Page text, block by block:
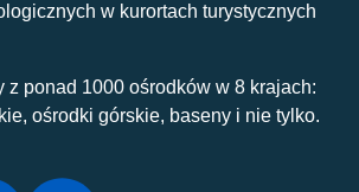
w kurortach turystycznych
z ponad 1000 ośrodków w 8 krajach:
ośrodki górskie, baseny i nie tylko.